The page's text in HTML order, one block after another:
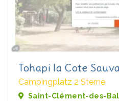
Tohapi la Cote
Campingplatz 2 Sterne
Saint-Clément-des-